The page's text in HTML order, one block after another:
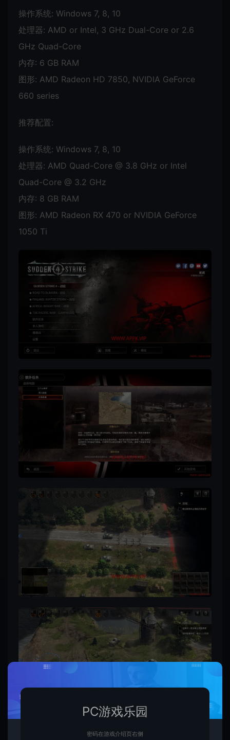
操作系统: Windows 7, 8, 10
处理器: AMD or Intel, 3 GHz Dual-Core or 2.6
GHz Quad-Core
内存: 6 GB RAM
图形: AMD Radeon HD 7850, NVIDIA GeForce
660 series
推荐配置:
操作系统: Windows 7, 8, 10
处理器: AMD Quad-Core @ 3.8 GHz or Intel
Quad-Core @ 3.2 GHz
内存: 8 GB RAM
图形: AMD Radeon RX 470 or NVIDIA GeForce
1050 Ti
PC游戏乐园
密码在游戏介绍页右侧